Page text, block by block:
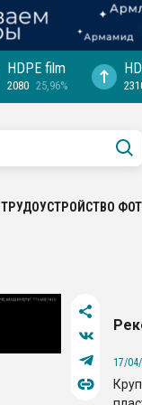
HDPE film
2080 25,96%
ТРУДОУСТРОЙСТВО
17/